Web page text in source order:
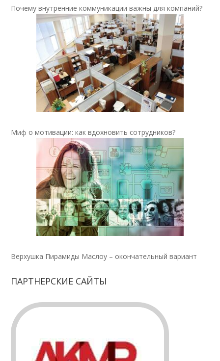
Почему внутренние коммуникации важны для компаний?
Миф о мотивации: как вдохновить сотрудников?
Верхушка Пирамиды Маслоу – окончательный вариант
ПАРТНЕРСКИЕ САЙТЫ